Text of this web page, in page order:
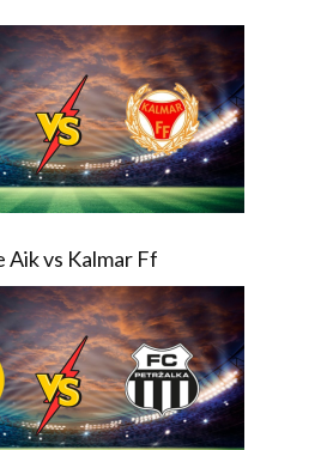
vs Kalmar Ff